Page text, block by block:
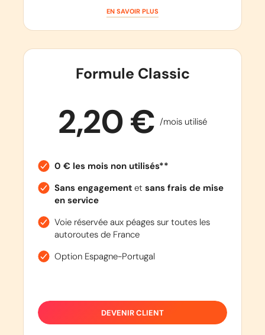
EN SAVOIR PLUS
Formule Classic
2,20 € /mois utilisé
0 € les mois non utilisés**
Sans engagementet sans frais de mise
en service
Voie réservée aux péages sur toutes les
autoroutes de France
Option Espagne-Portugal
DEVENIR CLIENT